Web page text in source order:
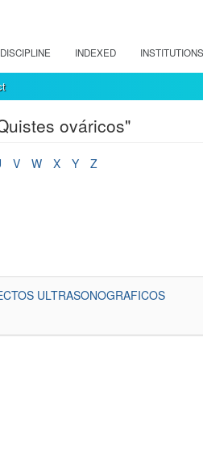
DISCIPLINE INDEXED INSTITUTIONS
ováricos"
V W X Y
Z
ULTRASONOGRAFICOS